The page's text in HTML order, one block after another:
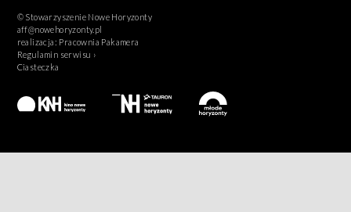
© Stowarzyszenie Nowe Horyzonty
aff@nowehoryzonty.pl
realizacja: Pracownia Pakamera
Regulamin serwisu ›
Ciasteczka